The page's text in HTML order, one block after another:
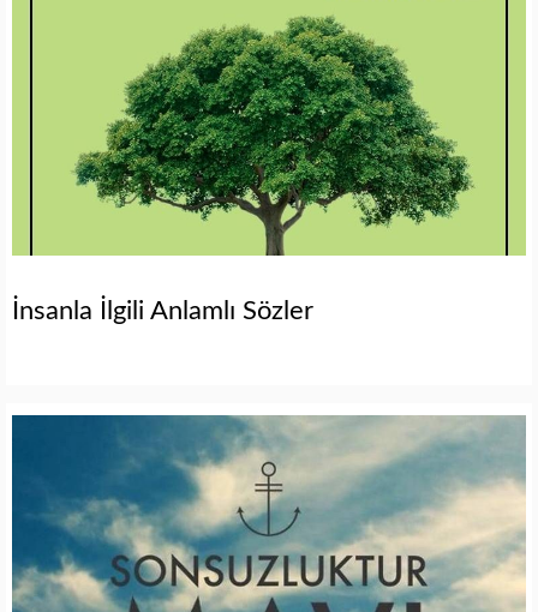
İnsanla İlgili Anlamlı Sözler